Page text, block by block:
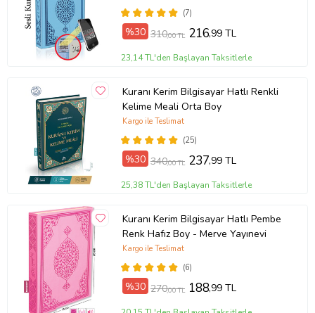
(7)
%30 310,00 TL 216,99 TL
23,14 TL'den Başlayan Taksitlerle
Kuranı Kerim Bilgisayar Hatlı Renkli
Kelime Meali Orta Boy
(25)
Kargo ile Teslimat
%30 340,00 TL 237,99 TL
25,38 TL'den Başlayan Taksitlerle
Kuranı Kerim Bilgisayar Hatlı Pembe
Renk Hafız Boy - Merve Yayınevi
(6)
Kargo ile Teslimat
%30 270,00 TL 188,99 TL